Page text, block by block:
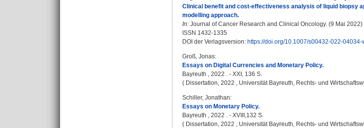
Clinical benefit and cost‑effectiveness analysis of liquid biopsy
modelling approach.
In: Journal of Cancer Research and Clinical Oncology. (9 Mai 2022)
ISSN 1432-1335
DOI der Verlagsversion: https://doi.org/10.1007/s00432-022-04034-
Groß, Jonas:
Essays on Digital Currencies and Monetary Policy.
Bayreuth , 2022 . - XXI, 136 S.
( Dissertation, 2022 , Universität Bayreuth, Rechts- und
Schiller, Jonathan:
Essays on Monetary Policy.
Bayreuth , 2022 . - XVIII,132 S.
( Dissertation, 2022 , Universität Bayreuth, Rechts- und